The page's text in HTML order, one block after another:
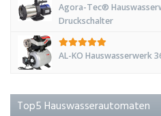
Agora-Tec®
Druckschalter
AL-KO Hauswasserwerk
Top5 Hauswasserautomaten